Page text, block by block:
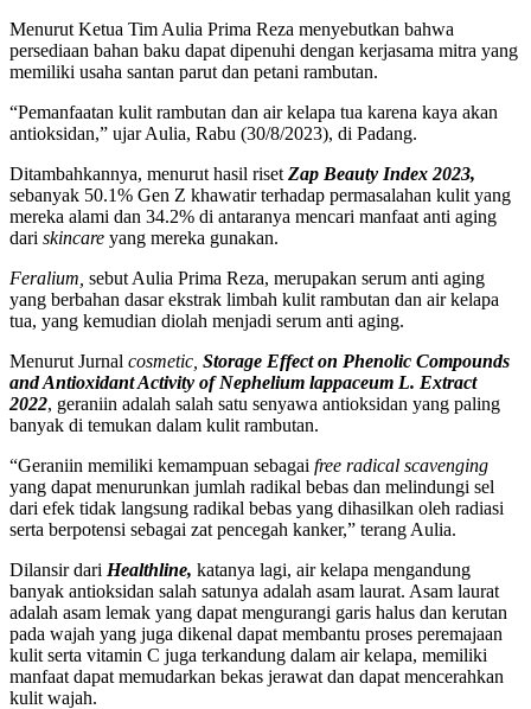
Menurut Ketua Tim Aulia Prima Reza menyebutkan bahwa
persediaan bahan baku dapat dipenuhi dengan kerjasama mitra yang
memiliki usaha santan parut dan petani rambutan.
“Pemanfaatan kulit rambutan dan air kelapa tua karena kaya akan
antioksidan,” ujar Aulia, Rabu (30/8/2023), di Padang.
Ditambahkannya, menurut hasil riset Zap Beauty Index 2023,
sebanyak 50.1% Gen Z khawatir terhadap permasalahan kulit yang
mereka alami dan 34.2% di antaranya mencari manfaat anti aging
dari skincare yang mereka gunakan.
Feralium, sebut Aulia Prima Reza, merupakan serum anti aging
yang berbahan dasar ekstrak limbah kulit rambutan dan air kelapa
tua, yang kemudian diolah menjadi serum anti aging.
Menurut Jurnal cosmetic, Storage Effect on Phenolic Compounds
and Antioxidant Activity of Nephelium lappaceum L. Extract
2022, geraniin adalah salah satu senyawa antioksidan yang paling
banyak di temukan dalam kulit rambutan.
“Geraniin memiliki kemampuan sebagai free radical scavenging
yang dapat menurunkan jumlah radikal bebas dan melindungi sel
dari efek tidak langsung radikal bebas yang dihasilkan oleh radiasi
serta berpotensi sebagai zat pencegah kanker,” terang Aulia.
Dilansir dari Healthline, katanya lagi, air kelapa mengandung
banyak antioksidan salah satunya adalah asam laurat. Asam laurat
adalah asam lemak yang dapat mengurangi garis halus dan kerutan
pada wajah yang juga dikenal dapat membantu proses peremajaan
kulit serta vitamin C juga terkandung dalam air kelapa, memiliki
manfaat dapat memudarkan bekas jerawat dan dapat mencerahkan
kulit wajah.